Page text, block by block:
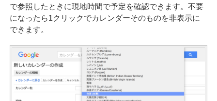
で参照したときに現地時間で予定を確認できます。不要
になったら1クリックでカレンダーそのものを非表示に
できます。